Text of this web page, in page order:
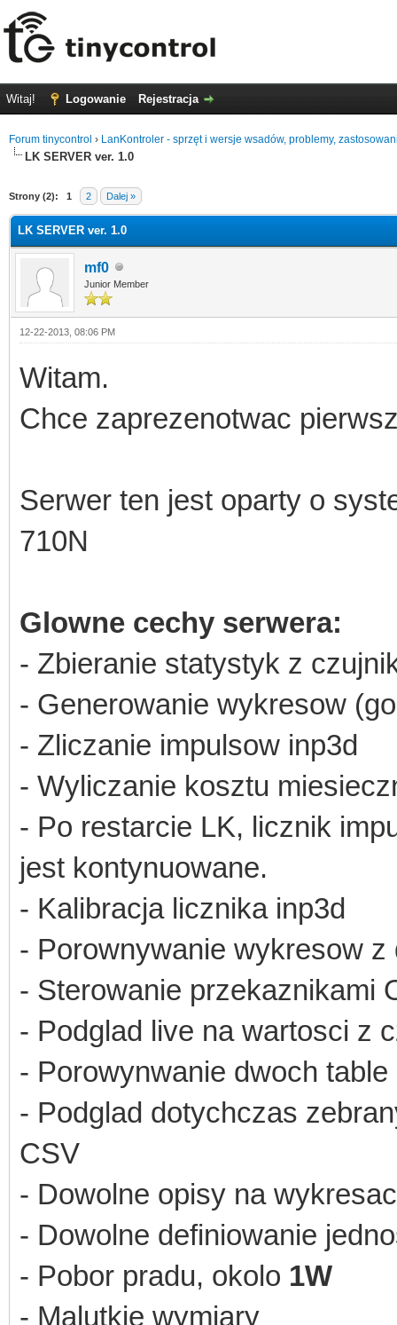
Witaj! Logowanie Rejestracja
Forum tinycontrol › LanKontroler - sprzęt i wersje wsadów, problemy,
LK SERVER ver. 1.0
Strony (2): 1 2 Dalej »
LK SERVER ver. 1.0
mf0
Junior Member
12-22-2013, 08:06 PM
Witam.
Chce zaprezenotwac
Serwer ten jest oparty o
710N
Glowne cechy serwera:
- Zbieranie statystyk z
- Generowanie wykresow
- Zliczanie impulsow inp3d
- Wyliczanie kosztu
- Po restarcie LK, licznik
jest kontynuowane.
- Kalibracja licznika inp3d
- Porownywanie wykresow
- Sterowanie przekaznikami
- Podglad live na wartosci z
- Porowynwanie dwoch
- Podglad dotychczas
CSV
- Dowolne opisy na
- Dowolne definiowanie
- Pobor pradu, okolo 1W
- Malutkie wymiary